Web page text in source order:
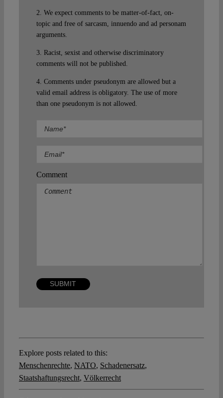
2. We expect comments to be matter-of-fact, on-
topic and free of sarcasm, innuendo and ad personam
arguments.
3. Racist, sexist and otherwise discriminatory
comments will not be published.
4. Comments under pseudonym are allowed but a
valid email address is obligatory. The use of more
than one pseudonym is not allowed.
Comment
Explore posts related to this:
Menschenrechte, NATO, Schadenersatz,
Staatshaftungsrecht, Völkerrecht